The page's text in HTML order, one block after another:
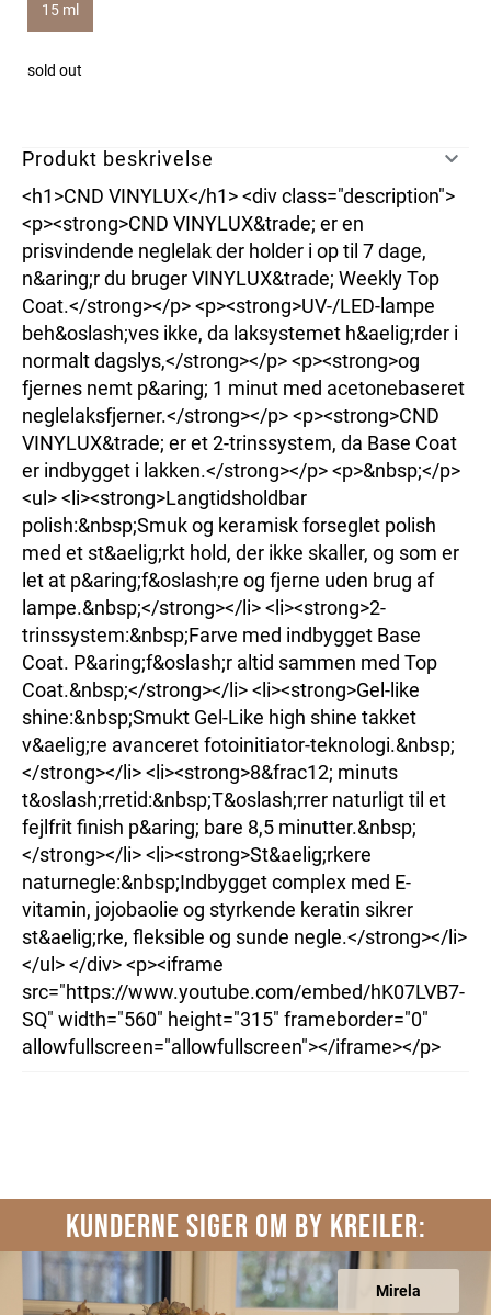
15 ml
sold out
Produkt beskrivelse
<h1>CND VINYLUX</h1> <div class="description">
<p><strong>CND VINYLUX&trade; er en
prisvindende neglelak der holder i op til 7 dage,
n&aring;r du bruger VINYLUX&trade; Weekly Top
Coat.</strong></p> <p><strong>UV-/LED-lampe
beh&oslash;ves ikke, da laksystemet h&aelig;rder i
normalt dagslys,</strong></p> <p><strong>og
fjernes nemt p&aring; 1 minut med acetonebaseret
neglelaksfjerner.</strong></p> <p><strong>CND
VINYLUX&trade; er et 2-trinssystem, da Base Coat
er indbygget i lakken.</strong></p> <p>&nbsp;</p>
<ul> <li><strong>Langtidsholdbar
polish:&nbsp;Smuk og keramisk forseglet polish
med et st&aelig;rkt hold, der ikke skaller, og som er
let at p&aring;f&oslash;re og fjerne uden brug af
lampe.&nbsp;</strong></li> <li><strong>2-
trinssystem:&nbsp;Farve med indbygget Base
Coat. P&aring;f&oslash;r altid sammen med Top
Coat.&nbsp;</strong></li> <li><strong>Gel-like
shine:&nbsp;Smukt Gel-Like high shine takket
v&aelig;re avanceret fotoinitiator-teknologi.&nbsp;
</strong></li> <li><strong>8&frac12; minuts
t&oslash;rretid:&nbsp;T&oslash;rrer naturligt til et
fejlfrit finish p&aring; bare 8,5 minutter.&nbsp;
</strong></li> <li><strong>St&aelig;rkere
naturnegle:&nbsp;Indbygget complex med E-
vitamin, jojobaolie og styrkende keratin sikrer
st&aelig;rke, fleksible og sunde negle.</strong></li>
</ul> </div> <p><iframe
src="https://www.youtube.com/embed/hK07LVB7-
SQ" width="560" height="315" frameborder="0"
allowfullscreen="allowfullscreen"></iframe></p>
KUNDERNE SIGER OM BY KREILER:
Mirela